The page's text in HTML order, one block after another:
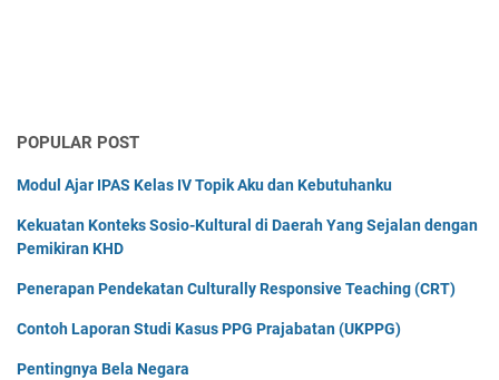
POPULAR POST
Modul Ajar IPAS Kelas IV Topik Aku dan Kebutuhanku
Kekuatan Konteks Sosio-Kultural di Daerah Yang Sejalan dengan
Pemikiran KHD
Penerapan Pendekatan Culturally Responsive Teaching (CRT)
Contoh Laporan Studi Kasus PPG Prajabatan (UKPPG)
Pentingnya Bela Negara